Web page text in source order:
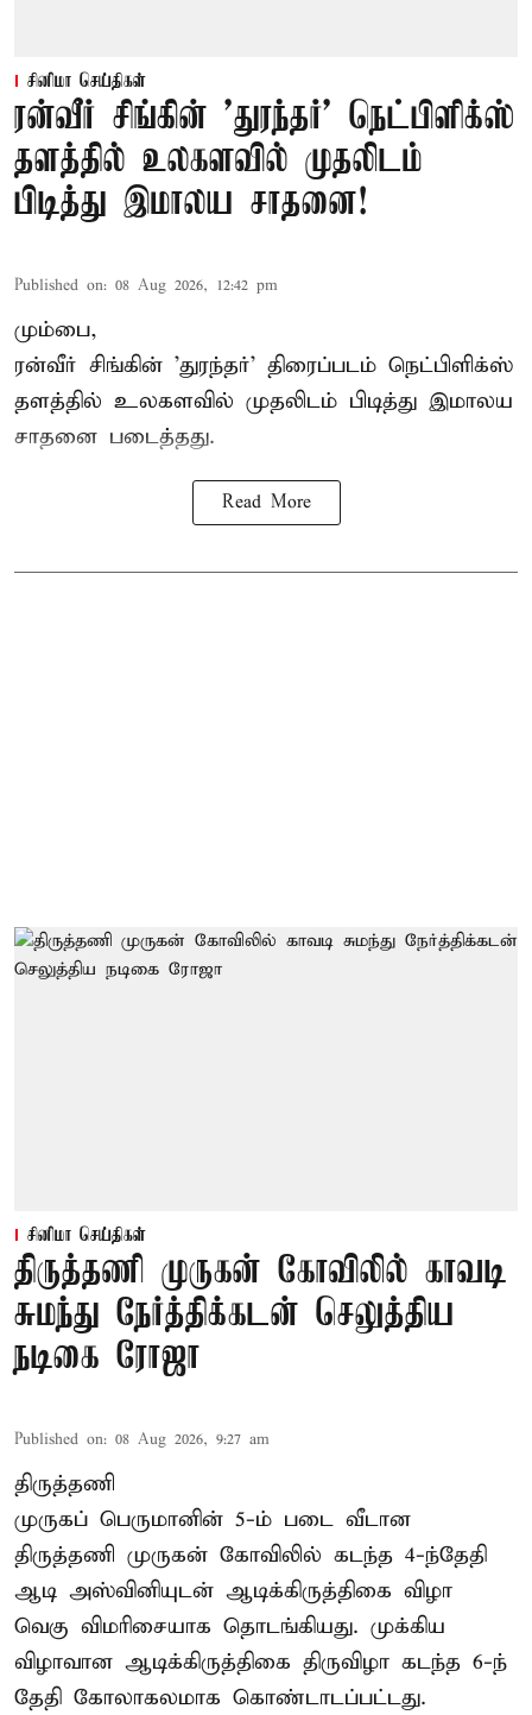
சினிமா செய்திகள்
ரன்வீர் சிங்கின் 'துரந்தர்' நெட்பிளிக்ஸ்
தளத்தில் உலகளவில் முதலிடம்
பிடித்து இமாலய சாதனை!
Published on: 08 Aug 2026, 12:42 pm
மும்பை,
ரன்வீர் சிங்கின் 'துரந்தர்' திரைப்படம் நெட்பிளிக்ஸ்
தளத்தில் உலகளவில் முதலிடம் பிடித்து இமாலய
சாதனை படைத்தது.
Read More
சினிமா செய்திகள்
திருத்தணி முருகன் கோவிலில் காவடி
சுமந்து நேர்த்திக்கடன் செலுத்திய
நடிகை ரோஜா
Published on: 08 Aug 2026, 9:27 am
திருத்தணி
முருகப் பெருமானின் 5-ம் படை வீடான
திருத்தணி முருகன் கோவிலில் கடந்த 4-ந்தேதி
ஆடி அஸ்வினியுடன் ஆடிக்கிருத்திகை விழா
வெகு விமரிசையாக தொடங்கியது. முக்கிய
விழாவான ஆடிக்கிருத்திகை திருவிழா கடந்த 6-ந்
தேதி கோலாகலமாக கொண்டாடப்பட்டது.